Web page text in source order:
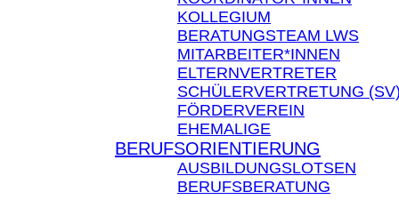
KOLLEGIUM
BERATUNGSTEAM LWS
MITARBEITER*INNEN
ELTERNVERTRETER
SCHÜLERVERTRETUNG
FÖRDERVEREIN
EHEMALIGE
BERUFSORIENTIERUNG
AUSBILDUNGSLOTSEN
BERUFSBERATUNG